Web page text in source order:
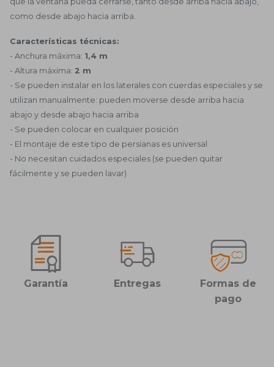
empresas.
específicas de sus ventanas: las persianas plisadas son
ideales tanto para aberturas estándar como para formas
especiales, donde otras opciones de protección solar
carecen de ligereza visual y calidad de ajuste.
Pedir persianas plisadas es fácil: contáctenos, indíquenos
sus dimensiones o solicite una consulta; le ofreceremos
la mejor solución para su interior.
Persianas plisadas de WITRAZ SIA: comodidad, estética
y funcionalidad que hacen que su espacio sea elegante y
cómodo a diario. Renueve su interior con inteligencia:
¡pida sus persianas plisadas hoy mismo!
como desde abajo hacia arriba.
Características técnicas:
- Anchura máxima: 1,4 m
- Altura máxima: 2 m
- Se pueden instalar en los laterales con cuerdas especiales y se
utilizan manualmente: pueden moverse desde arriba hacia
abajo y desde abajo hacia arriba
- Se pueden colocar en cualquier posición
- El montaje de este tipo de persianas es universal
- No necesitan cuidados especiales (se pueden quitar
fácilmente y se pueden lavar)
Garantía Entregas
Formas de
pago